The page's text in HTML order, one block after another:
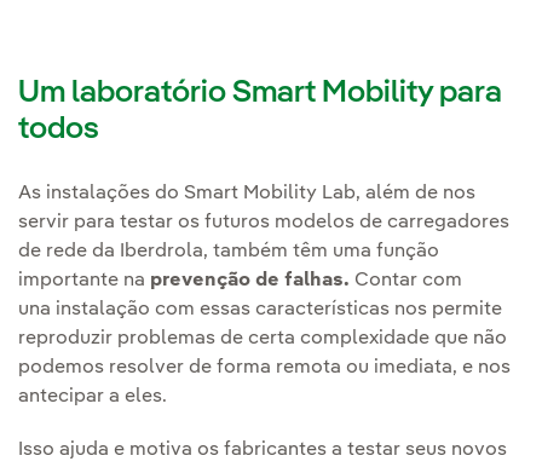
Um laboratório Smart Mobility para
todos
As instalações do Smart Mobility Lab, além de nos
servir para testar os futuros modelos de carregadores
de rede da Iberdrola, também têm uma função
importante na prevenção de falhas. Contar com
una instalação com essas características nos permite
reproduzir problemas de certa complexidade que não
podemos resolver de forma remota ou imediata, e nos
antecipar a eles.
Isso ajuda e motiva os fabricantes a testar seus novos